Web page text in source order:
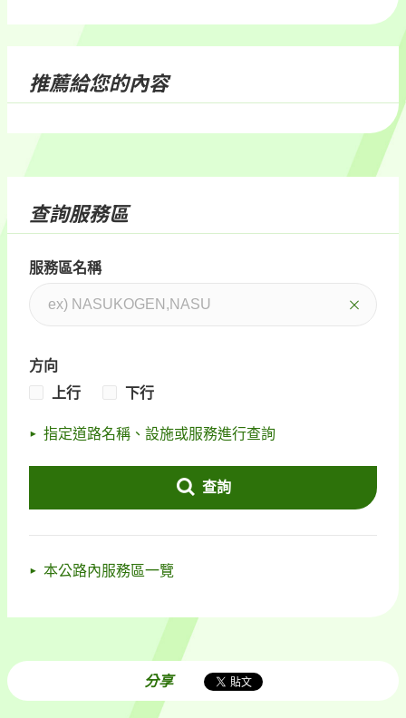
推薦給您的內容
查詢服務區
服務區名稱
方向
上行
下行
指定道路名稱、設施或服務進行查詢
查詢
本公路內服務區一覽
分享